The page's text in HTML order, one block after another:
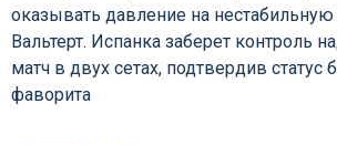
оказывать давление на
Вальтерт. Испанка заберет контроль
матч в двух сетах, подтвердив статус
фаворита